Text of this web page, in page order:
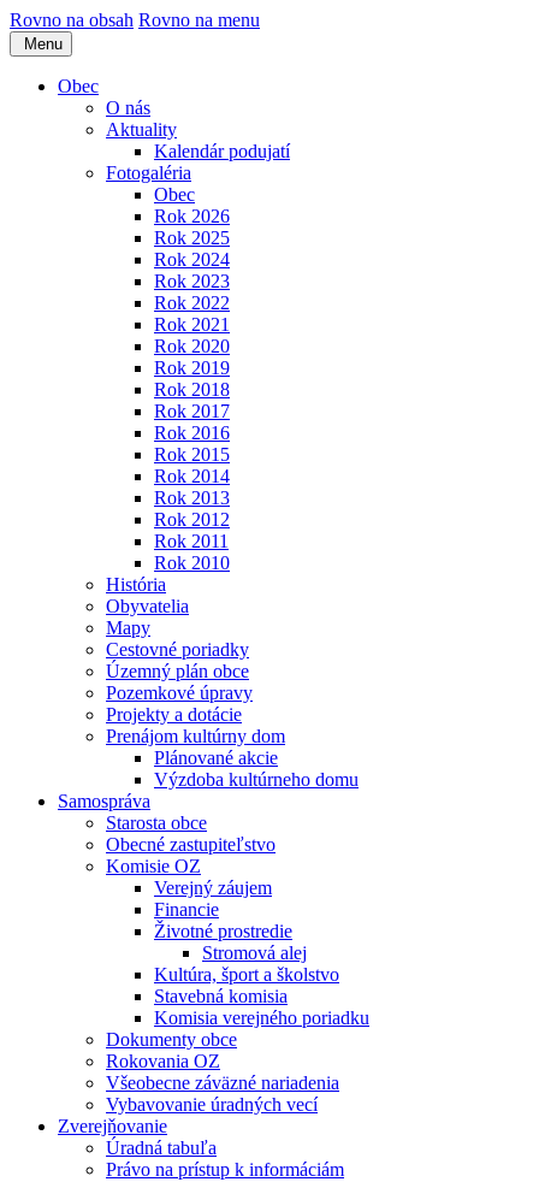
Rovno na obsah Rovno na menu
Menu
Obec
O nás
Aktuality
Kalendár podujatí
Fotogaléria
Obec
Rok 2026
Rok 2025
Rok 2024
Rok 2023
Rok 2022
Rok 2021
Rok 2020
Rok 2019
Rok 2018
Rok 2017
Rok 2016
Rok 2015
Rok 2014
Rok 2013
Rok 2012
Rok 2011
Rok 2010
História
Obyvatelia
Mapy
Cestovné poriadky
Územný plán obce
Pozemkové úpravy
Projekty a dotácie
Prenájom kultúrny dom
Plánované akcie
Výzdoba kultúrneho domu
Samospráva
Starosta obce
Obecné zastupiteľstvo
Komisie OZ
Verejný záujem
Financie
Životné prostredie
Stromová alej
Kultúra, šport a školstvo
Stavebná komisia
Komisia verejného poriadku
Dokumenty obce
Rokovania OZ
Všeobecne záväzné nariadenia
Vybavovanie úradných vecí
Zverejňovanie
Úradná tabuľa
Právo na prístup k informáciám